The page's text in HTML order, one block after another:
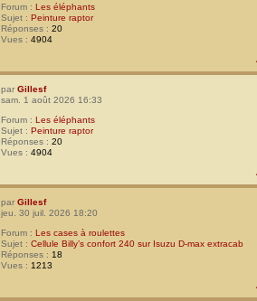
Forum :Les éléphants
Sujet :Peinture raptor
Réponses :20
Vues :4904
parGillesf
sam. 1 août 2026 16:33
Forum :Les éléphants
Sujet :Peinture raptor
Réponses :20
Vues :4904
parGillesf
jeu. 30 juil. 2026 18:20
Forum :Les cases à roulettes
Sujet :Cellule Billy’s confort 240 sur Isuzu D-max extracab
Réponses : 18
Vues : 1213